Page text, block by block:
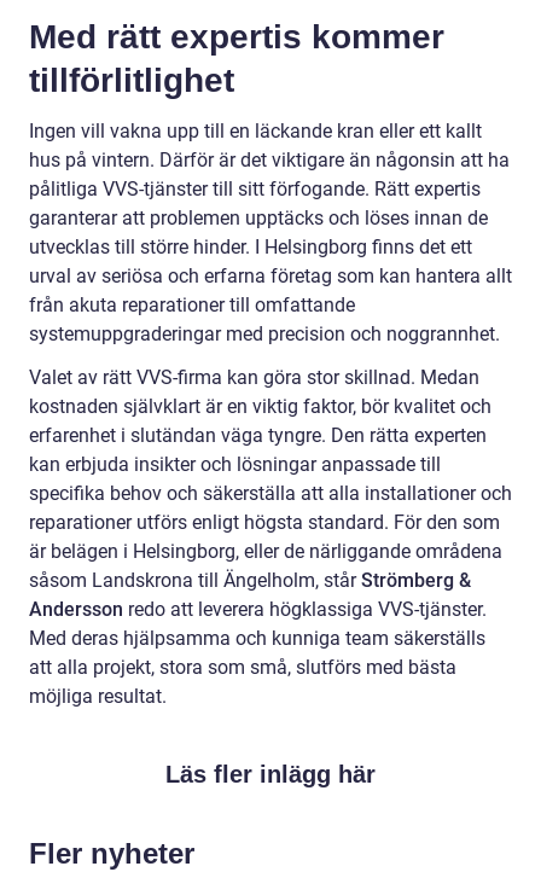
Med rätt expertis kommer
tillförlitlighet
Ingen vill vakna upp till en läckande kran eller ett kallt
hus på vintern. Därför är det viktigare än någonsin att ha
pålitliga VVS-tjänster till sitt förfogande. Rätt expertis
garanterar att problemen upptäcks och löses innan de
utvecklas till större hinder. I Helsingborg finns det ett
urval av seriösa och erfarna företag som kan hantera allt
från akuta reparationer till omfattande
systemuppgraderingar med precision och noggrannhet.
Valet av rätt VVS-firma kan göra stor skillnad. Medan
kostnaden självklart är en viktig faktor, bör kvalitet och
erfarenhet i slutändan väga tyngre. Den rätta experten
kan erbjuda insikter och lösningar anpassade till
specifika behov och säkerställa att alla installationer och
reparationer utförs enligt högsta standard. För den som
är belägen i Helsingborg, eller de närliggande områdena
såsom Landskrona till Ängelholm, stårStrömberg &
Andersson redo att leverera högklassiga VVS-tjänster.
Med deras hjälpsamma och kunniga team säkerställs
att alla projekt, stora som små, slutförs med bästa
möjliga resultat.
Läs fler inlägg här
Fler nyheter